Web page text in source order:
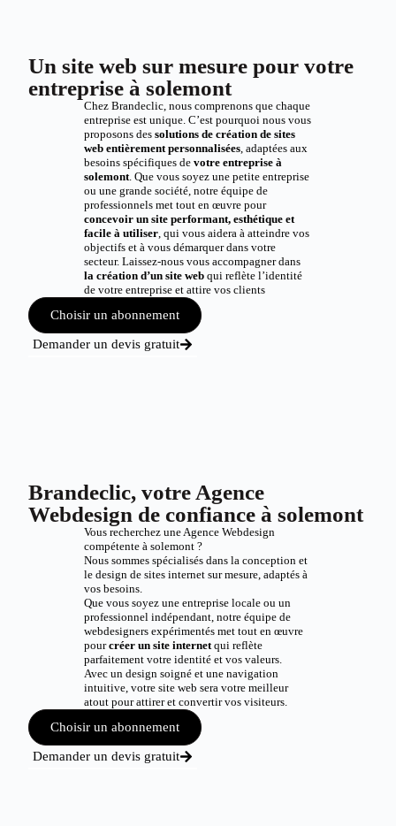
Un site web sur mesure pour votre
entreprise à solemont
Chez Brandeclic, nous comprenons que chaque
entreprise est unique. C’est pourquoi nous vous
proposons des solutions de création de sites
web entièrement personnalisées, adaptées aux
besoins spécifiques de votre entreprise à
solemont. Que vous soyez une petite entreprise
ou une grande société, notre équipe de
professionnels met tout en œuvre pour
concevoir un site performant, esthétique et
facile à utiliser, qui vous aidera à atteindre vos
objectifs et à vous démarquer dans votre
secteur. Laissez-nous vous accompagner dans
la création d’un site webqui reflète l’identité
de votre entreprise et attire vos clients
Choisir un abonnement
Demander un devis gratuit
Brandeclic, votre Agence
Webdesign de confiance à solemont
Vous recherchez une Agence Webdesign
compétente à solemont ?
Nous sommes spécialisés dans la conception et
le design de sites internet sur mesure, adaptés à
vos besoins.
Que vous soyez une entreprise locale ou un
professionnel indépendant, notre équipe de
webdesigners expérimentés met tout en œuvre
pourcréer un site internetqui reflète
parfaitement votre identité et vos valeurs.
Avec un design soigné et une navigation
intuitive, votre site web sera votre meilleur
atout pour attirer et convertir vos visiteurs.
Choisir un abonnement
Demander un devis gratuit